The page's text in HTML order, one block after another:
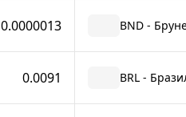
0.0000013 BND -
0.0091 BRL -